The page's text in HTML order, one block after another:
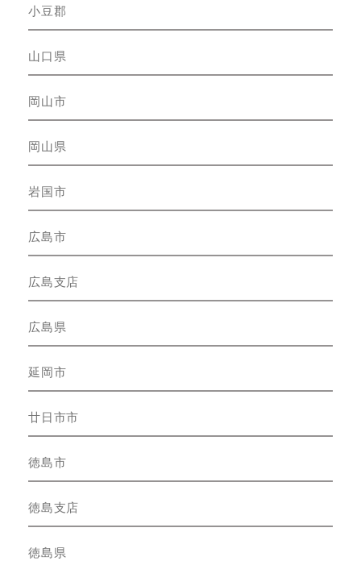
小豆郡
山口県
岡山市
岡山県
岩国市
広島市
広島支店
広島県
延岡市
廿日市市
徳島市
徳島支店
徳島県